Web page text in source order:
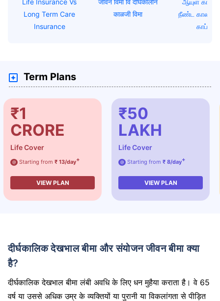
Long Term Care
Insurance
काळजी विमा
நீண்ட கால
காப்பீடு
Term Plans
₹1
CRORE
Life Cover
@ Starting from ₹ 13/day+
VIEW PLAN
₹50
LAKH
Life Cover
@ Starting from ₹ 8/day+
VIEW PLAN
दीर्घकालिक देखभाल बीमा और संयोजन जीवन बीमा क्या
है?
दीर्घकालिक देखभाल बीमा लंबी अवधि के लिए धन मुहैया कराता है। वे 65
वर्ष या उससे अधिक उम्र के व्यक्तियों या पुरानी या विकलांगता से पीड़ित